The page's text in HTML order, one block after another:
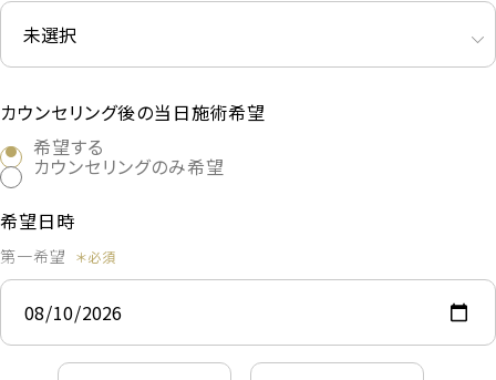
カウンセリング後の当日施術希望
希望する
カウンセリングのみ希望
希望日時
第一希望